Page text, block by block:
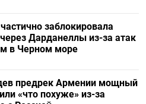
заблокировала
Дарданеллы из-за атак
в Черном море
предрек Армении мощный
«что похуже» из-за